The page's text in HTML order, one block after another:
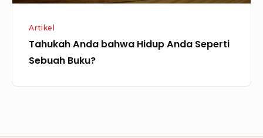
Artikel
Tahukah Anda bahwa Hidup Anda Seperti
Sebuah Buku?